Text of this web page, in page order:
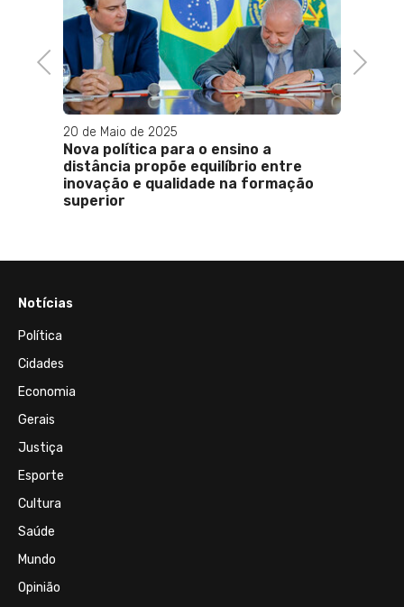
Previous
20 de Maio de 2025
Nova política para o ensino a
distância propõe equilíbrio entre
inovação e qualidade na formação
superior
Next
Notícias
Política
Cidades
Economia
Gerais
Justiça
Esporte
Cultura
Saúde
Mundo
Opinião